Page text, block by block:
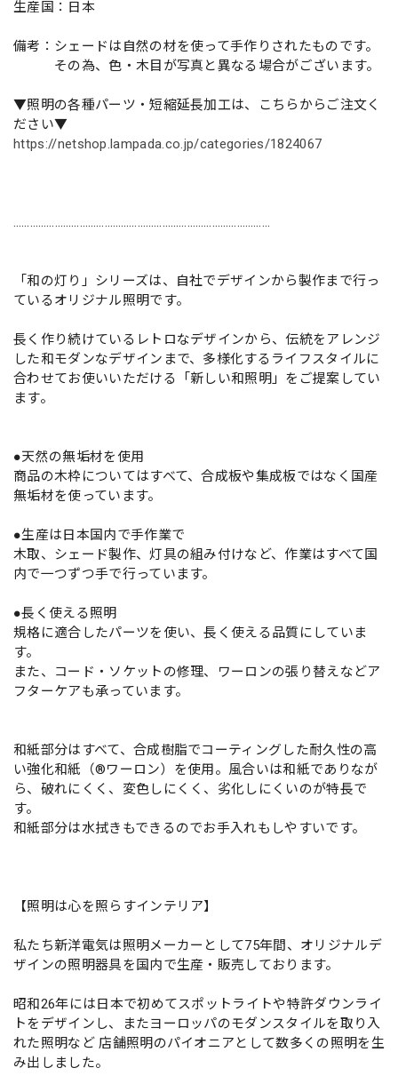
生産国：日本
備考：シェードは自然の材を使って手作りされたものです。
その為、色・木目が写真と異なる場合がございます。
▼照明の各種パーツ・短縮延長加工は、こちらからご注文く
ださい▼
https://netshop.lampada.co.jp/categories/1824067
…………………………………………………………………………………
「和の灯り」シリーズは、自社でデザインから製作まで行っ
ているオリジナル照明です。
長く作り続けているレトロなデザインから、伝統をアレンジ
した和モダンなデザインまで、多様化するライフスタイルに
合わせてお使いいただける「新しい和照明」をご提案してい
ます。
●天然の無垢材を使用
商品の木枠についてはすべて、合成板や集成板ではなく国産
無垢材を使っています。
●生産は日本国内で手作業で
木取、シェード製作、灯具の組み付けなど、作業はすべて国
内で一つずつ手で行っています。
●長く使える照明
規格に適合したパーツを使い、長く使える品質にしていま
す。
また、コード・ソケットの修理、ワーロンの張り替えなどア
フターケアも承っています。
和紙部分はすべて、合成樹脂でコーティングした耐久性の高
い強化和紙（®ワーロン）を使用。風合いは和紙でありなが
ら、破れにくく、変色しにくく、劣化しにくいのが特長で
す。
和紙部分は水拭きもできるのでお手入れもしやすいです。
【照明は心を照らすインテリア】
私たち新洋電気は照明メーカーとして75年間、オリジナルデ
ザインの照明器具を国内で生産・販売しております。
昭和26年には日本で初めてスポットライトや特許ダウンライ
トをデザインし、またヨーロッパのモダンスタイルを取り入
れた照明など 店舗照明のパイオニアとして数多くの照明を生
み出しました。